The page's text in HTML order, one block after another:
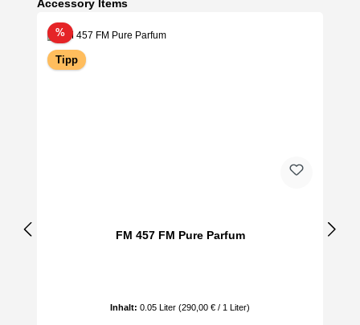
Accessory Items
%Rabatt
Tipp
FM 457 FM Pure Parfum
Inhalt: 0.05 Liter (290,00 € / 1 Liter)